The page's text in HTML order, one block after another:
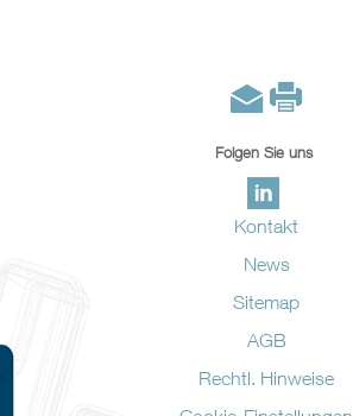
Folgen Sie uns
Kontakt
News
Sitemap
AGB
Rechtl. Hinweise